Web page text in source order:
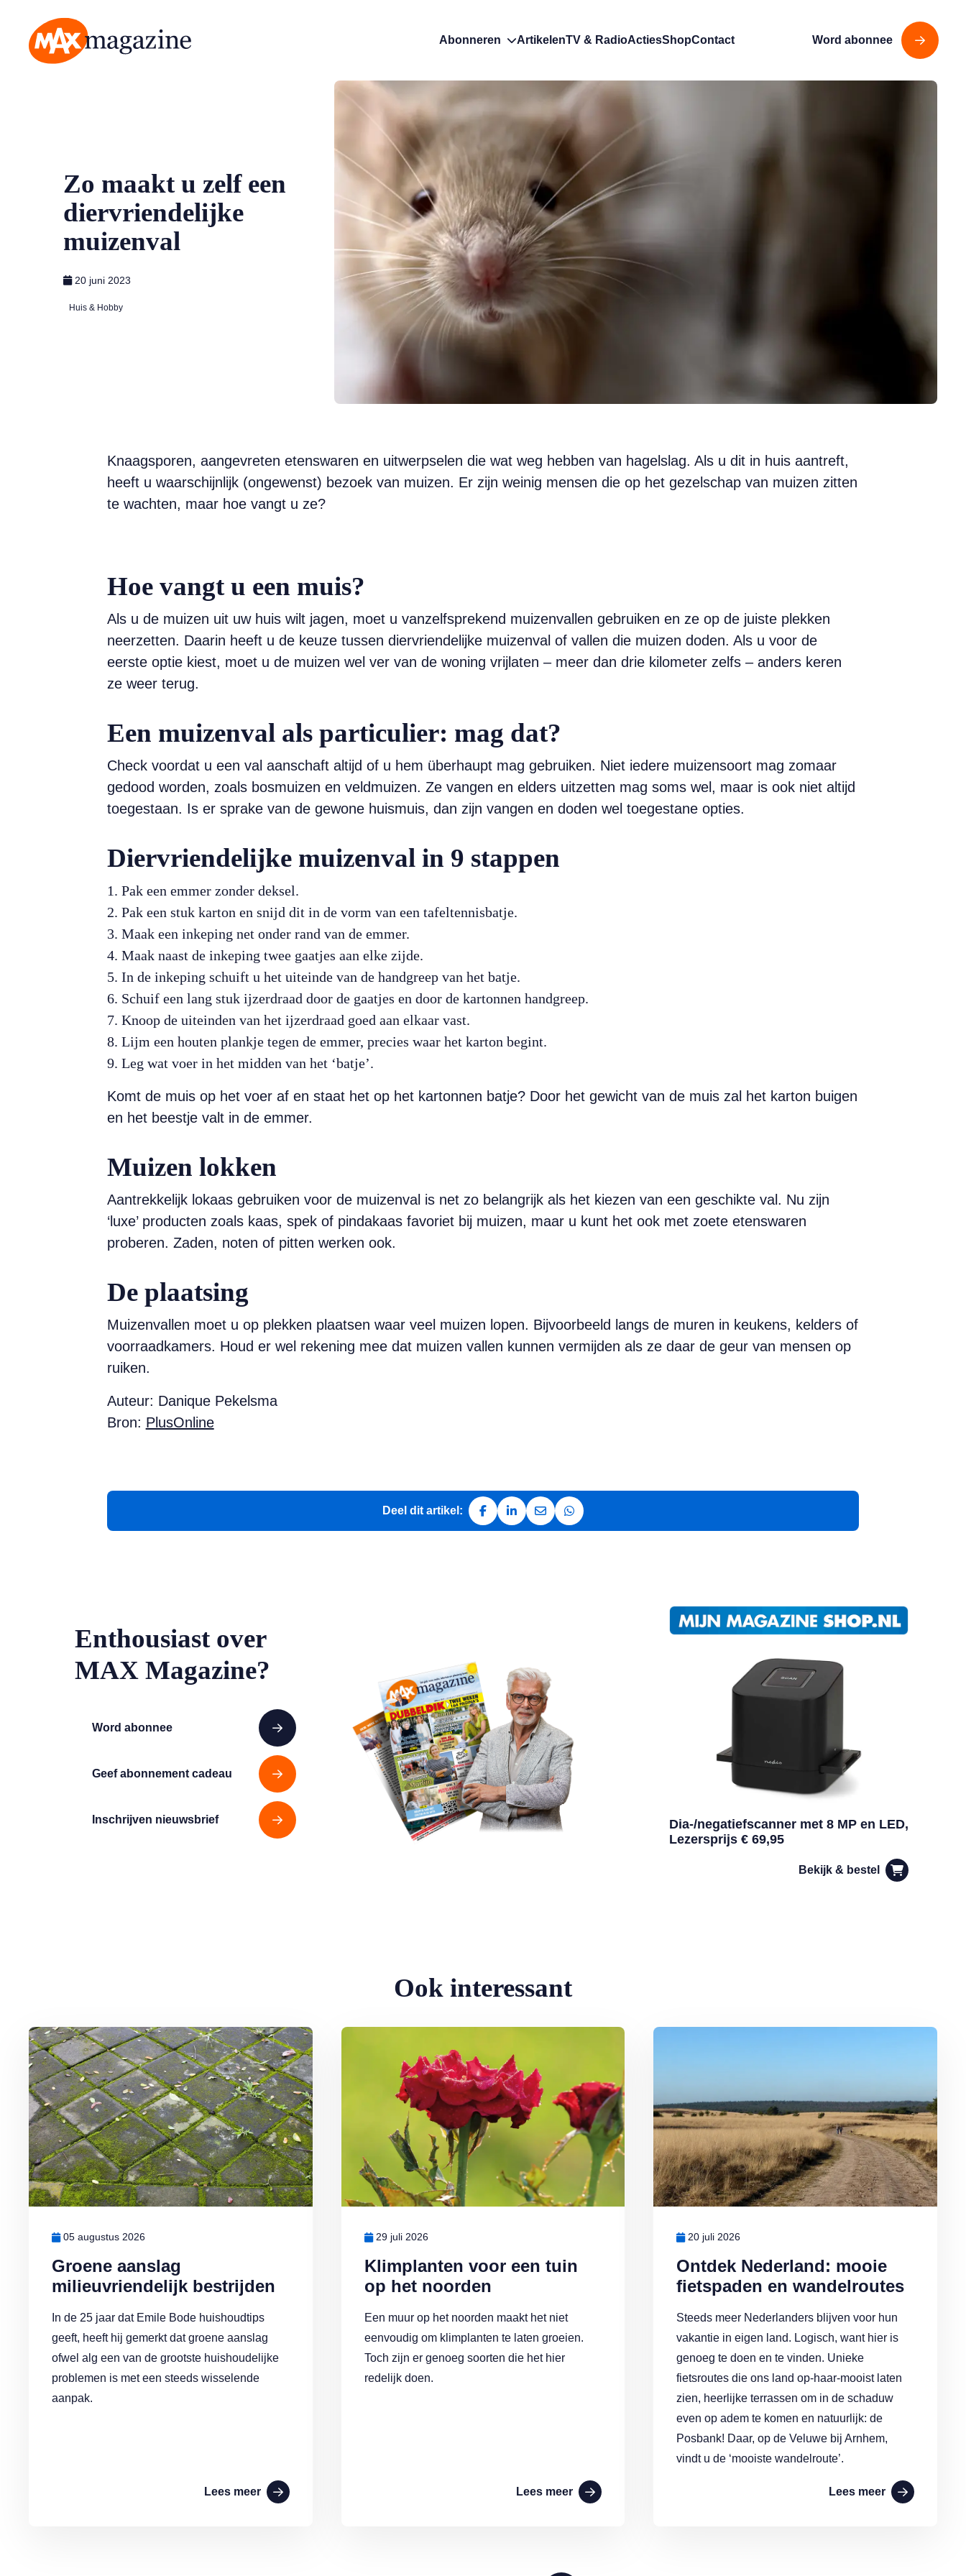
Abonneren ArtikelenTV & RadioActiesShopContact Word abonnee
Zo maakt u zelf een
diervriendelijke
muizenval
20 juni 2023
Huis & Hobby
Knaagsporen, aangevreten etenswaren en uitwerpselen die wat weg hebben van hagelslag. Als u dit in huis aantreft,
heeft u waarschijnlijk (ongewenst) bezoek van muizen. Er zijn weinig mensen die op het gezelschap van muizen zitten
te wachten, maar hoe vangt u ze?
Hoe vangt u een muis?
Als u de muizen uit uw huis wilt jagen, moet u vanzelfsprekend muizenvallen gebruiken en ze op de juiste plekken
neerzetten. Daarin heeft u de keuze tussen diervriendelijke muizenval of vallen die muizen doden. Als u voor de
eerste optie kiest, moet u de muizen wel ver van de woning vrijlaten – meer dan drie kilometer zelfs – anders keren
ze weer terug.
Een muizenval als particulier: mag dat?
Check voordat u een val aanschaft altijd of u hem überhaupt mag gebruiken. Niet iedere muizensoort mag zomaar
gedood worden, zoals bosmuizen en veldmuizen. Ze vangen en elders uitzetten mag soms wel, maar is ook niet altijd
toegestaan. Is er sprake van de gewone huismuis, dan zijn vangen en doden wel toegestane opties.
Diervriendelijke muizenval in 9 stappen
Pak een emmer zonder deksel.
Pak een stuk karton en snijd dit in de vorm van een tafeltennisbatje.
Maak een inkeping net onder rand van de emmer.
Maak naast de inkeping twee gaatjes aan elke zijde.
In de inkeping schuift u het uiteinde van de handgreep van het batje.
Schuif een lang stuk ijzerdraad door de gaatjes en door de kartonnen handgreep.
Knoop de uiteinden van het ijzerdraad goed aan elkaar vast.
Lijm een houten plankje tegen de emmer, precies waar het karton begint.
Leg wat voer in het midden van het ‘batje’.
Komt de muis op het voer af en staat het op het kartonnen batje? Door het gewicht van de muis zal het karton buigen
en het beestje valt in de emmer.
Muizen lokken
Aantrekkelijk lokaas gebruiken voor de muizenval is net zo belangrijk als het kiezen van een geschikte val. Nu zijn
‘luxe’ producten zoals kaas, spek of pindakaas favoriet bij muizen, maar u kunt het ook met zoete etenswaren
proberen. Zaden, noten of pitten werken ook.
De plaatsing
Muizenvallen moet u op plekken plaatsen waar veel muizen lopen. Bijvoorbeeld langs de muren in keukens, kelders of
voorraadkamers. Houd er wel rekening mee dat muizen vallen kunnen vermijden als ze daar de geur van mensen op
ruiken.
Auteur: Danique Pekelsma
Bron: PlusOnline
Deel dit artikel:
Deel op Facebook
Deel op LinkedIn
Deel via e-mail
Deel via WhatsApp
Enthousiast over
MAX Magazine?
Word abonnee
Geef abonnement cadeau
Inschrijven nieuwsbrief
Dia-/negatiefscanner met 8 MP en LED,
Lezersprijs € 69,95
Bekijk & bestel
Ook interessant
Groene aanslag
milieuvriendelijk bestrijden
05 augustus 2026
In de 25 jaar dat Emile Bode huishoudtips
geeft, heeft hij gemerkt dat groene aanslag
ofwel alg een van de grootste huishoudelijke
problemen is met een steeds wisselende
aanpak.
Lees meer
Lees meer over Groene aanslag milieuvriendelijk bestrijden
Klimplanten voor een tuin
op het noorden
29 juli 2026
Een muur op het noorden maakt het niet
eenvoudig om klimplanten te laten groeien.
Toch zijn er genoeg soorten die het hier
redelijk doen.
Lees meer
Lees meer over Klimplanten voor een tuin op het noorden
Ontdek Nederland: mooie
fietspaden en wandelroutes
20 juli 2026
Steeds meer Nederlanders blijven voor hun
vakantie in eigen land. Logisch, want hier is
genoeg te doen en te vinden. Unieke
fietsroutes die ons land op-haar-mooist laten
zien, heerlijke terrassen om in de schaduw
even op adem te komen en natuurlijk: de
Posbank! Daar, op de Veluwe bij Arnhem,
vindt u de ‘mooiste wandelroute’.
Lees meer
Lees meer over Ontdek Nederland: mooie fietspaden en